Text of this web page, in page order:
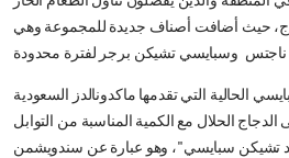
حيث أضافت أصناف جديدة للمجموعة وهي
الحالية التي تقدمها ماكدونالدز السعودية
الدجاج الحلال مع الكمية المناسبة من التوابل
تشيكن سبايسي"، وهو عبارة عن سندويشمن